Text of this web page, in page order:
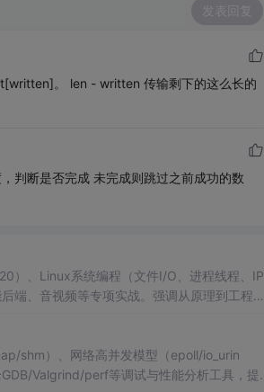
发表回复
。 len - written 传输剩下的这么长的
判断是否完成 未完成则跳过之前成功的数
）、Linux系统编程（文件I/O、进程线程、IP
端、音视频等专项实战。强调从原理到工程落
shm）、网络高并发模型（epoll/io_urin
Valgrind/perf等调试与性能分析工具，提